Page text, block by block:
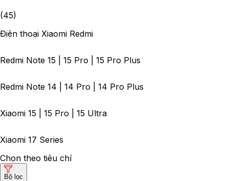
(45)
Điện thoại Xiaomi Redmi
Redmi Note 15 | 15 Pro | 15 Pro Plus
Redmi Note 14 | 14 Pro | 14 Pro Plus
Xiaomi 15 | 15 Pro | 15 Ultra
Xiaomi 17 Series
Chọn theo tiêu chí
Bộ lọc